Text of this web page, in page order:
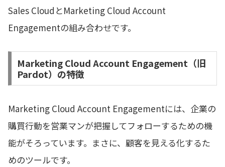
Sales CloudとMarketing Cloud Account
Engagementの組み合わせです。
Marketing Cloud Account Engagement（旧
Pardot）の特徴
Marketing Cloud Account Engagementには、企業の
購買行動を営業マンが把握してフォローするための機
能がそろっています。まさに、顧客を見える化するた
めのツールです。